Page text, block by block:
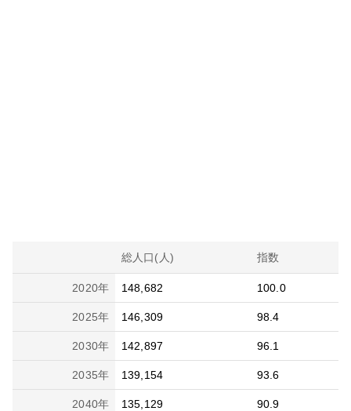
総人口(人) 指数
2020年 148,682 100.0
2025年 146,309 98.4
2030年 142,897 96.1
2035年 139,154 93.6
2040年 135,129 90.9